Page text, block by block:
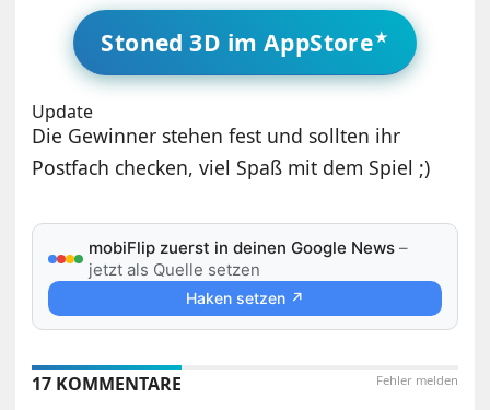
Stoned 3D im AppStore
Update
Die Gewinner stehen fest und sollten ihr
Postfach checken, viel Spaß mit dem Spiel ;)
mobiFlip zuerst in deinen Google News –
jetzt als Quelle setzen
Haken setzen ↗
Fehler melden
17 KOMMENTARE